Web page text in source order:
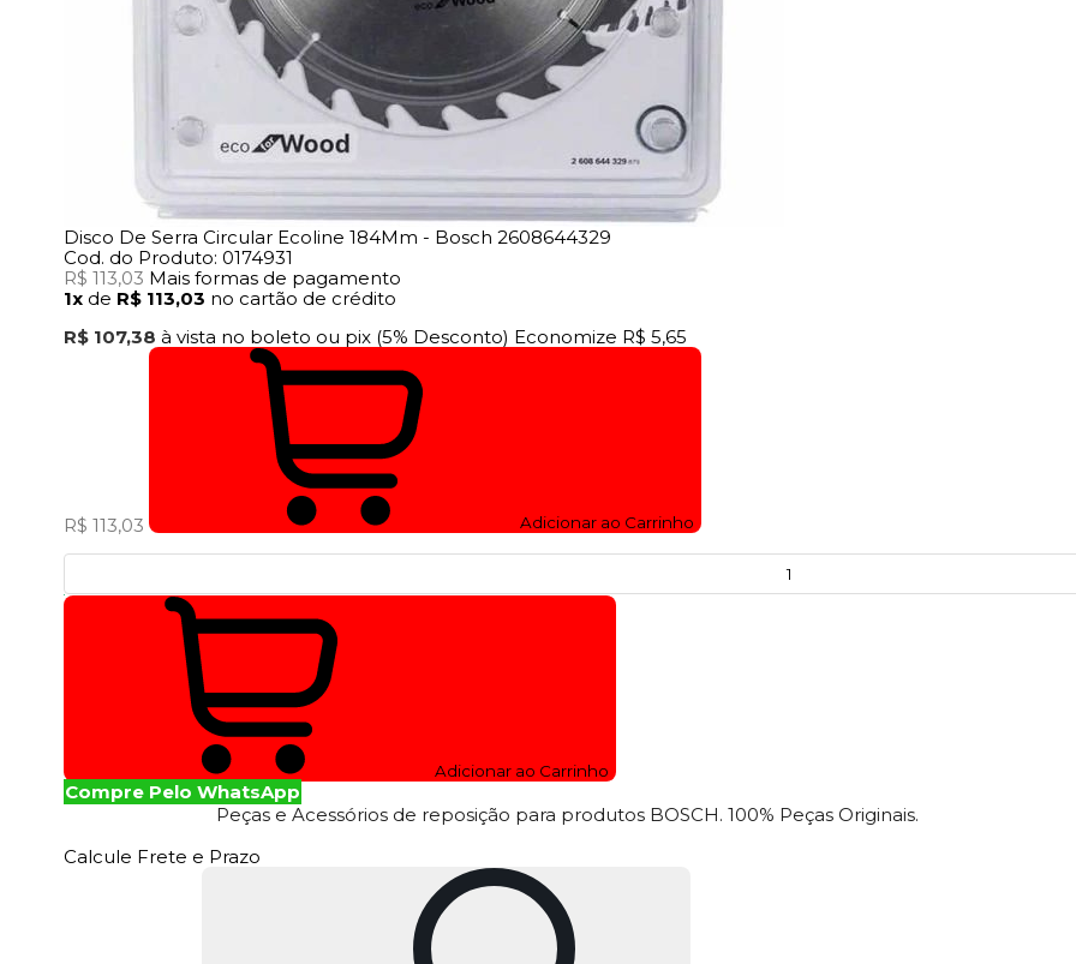
Disco De Serra Circular Ecoline 184Mm - Bosch 2608644329
Cod. do Produto: 0174931
R$ 113,03 Mais formas de pagamento
1x de R$ 113,03 no cartão de crédito
R$ 107,38 à vista no boleto ou pix (5% Desconto) Economize R$ 5,65
R$ 113,03 Adicionar ao Carrinho
Adicionar ao Carrinho
Compre Pelo WhatsApp
Peças e Acessórios de reposição para produtos BOSCH. 100% Peças Originais.
Calcule Frete e Prazo